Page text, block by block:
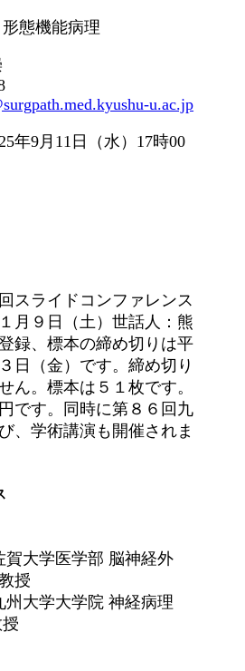
態機能病理
u.ac.jp
年9月11日（水）17時00
スライドコンファレンス
月９日（土）世話人：熊
録、標本の締め切りは平
日（金）です。締め切り
ん。標本は５１枚です。
です。同時に第８６回九
、学術講演も開催されま
賀大学医学部 脳神経外
授
州大学大学院 神経病理